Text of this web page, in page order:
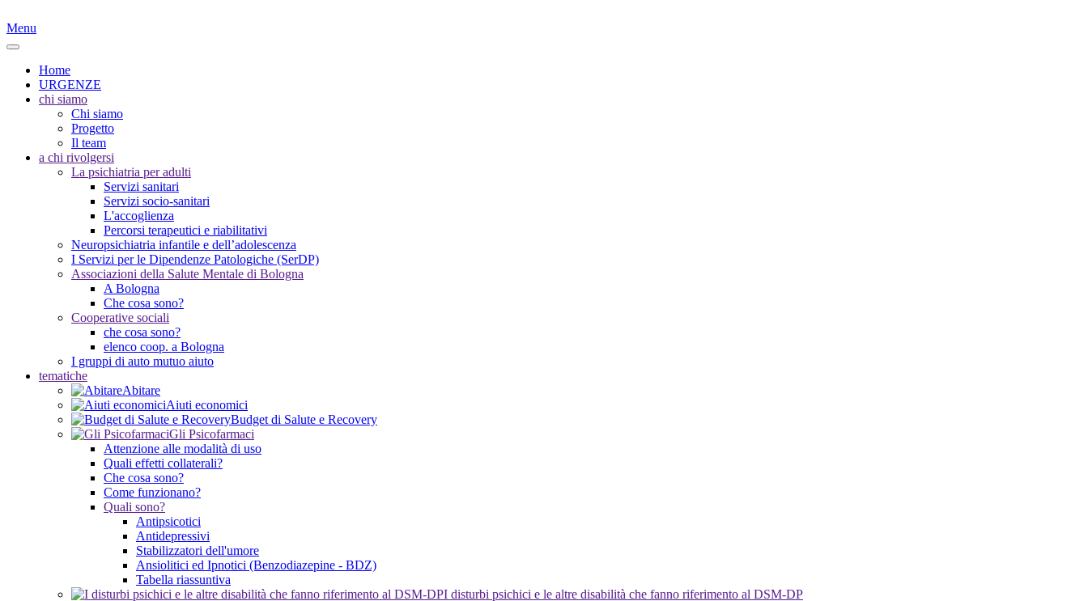
Menu
Home
URGENZE
chi siamo
Chi siamo
Progetto
Il team
a chi rivolgersi
La psichiatria per adulti
Servizi sanitari
Servizi socio-sanitari
L'accoglienza
Percorsi terapeutici e riabilitativi
Neuropsichiatria infantile e dell’adolescenza
I Servizi per le Dipendenze Patologiche (SerDP)
Associazioni della Salute Mentale di Bologna
A Bologna
Che cosa sono?
Cooperative sociali
che cosa sono?
elenco coop. a Bologna
I gruppi di auto mutuo aiuto
tematiche
Abitare
Aiuti economici
Budget di Salute e Recovery
Gli Psicofarmaci
Attenzione alle modalità di uso
Quali effetti collaterali?
Che cosa sono?
Come funzionano?
Quali sono?
Antipsicotici
Antidepressivi
Stabilizzatori dell'umore
Ansiolitici ed Ipnotici (Benzodiazepine - BDZ)
Tabella riassuntiva
I disturbi psichici e le altre disabilità che fanno riferimento al DSM-DP